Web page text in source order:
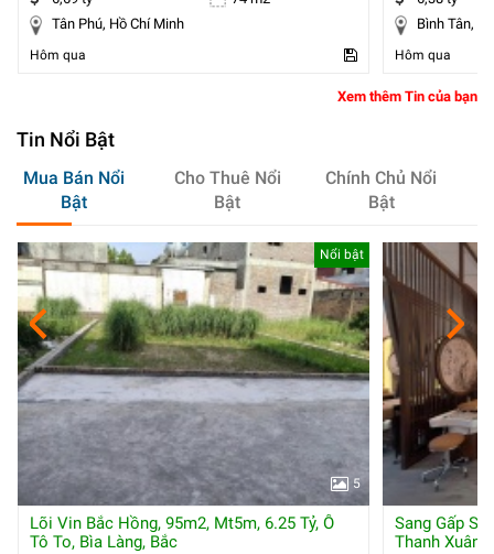
Tân Phú, Hồ Chí Minh
Hôm qua Hôm qua
Xem thêm Tin của bạn
Tin Nổi Bật
Mua Bán Nổi
Bật
Cho Thuê Nổi
Bật
Chính Chủ Nổi
Bật
5
Nổi bật
Lõi Vin Bắc Hồng, 95m2, Mt5m, 6.25 Tỷ, Ô
Tô To, Bìa Làng, Bắc
Sang Gấp
Thanh Xuân